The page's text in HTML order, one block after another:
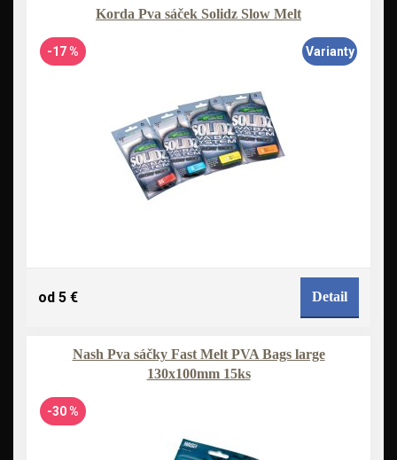
Korda Pva sáček Solidz Slow Melt
-17 % Varianty
od 5 € Detail
Nash Pva sáčky Fast Melt PVA Bags large
130x100mm 15ks
-30 %